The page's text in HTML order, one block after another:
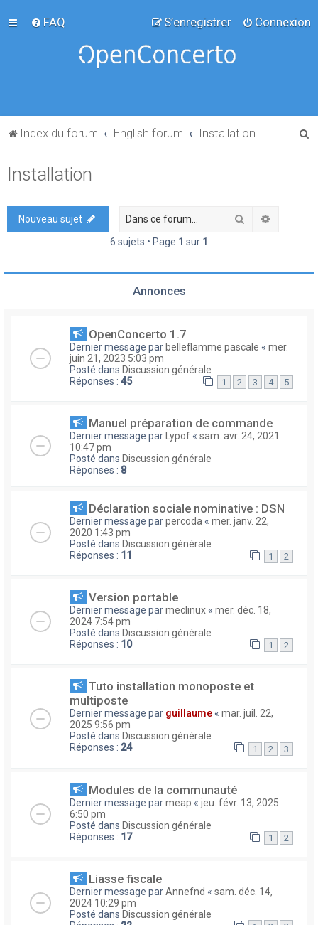
FAQ Connexion
S’enregistrer
Index du forum English forum Installation
h
Installation
Nouveau sujet Rechercher
6 sujets • Page 1 sur 1
Annonces
OpenConcerto 1.7
Dernier message par belleflamme pascale « mer.
juin 21, 2023 5:03 pm
Posté dans Discussion générale
Réponses : 45 1 2 3 4 5
Manuel préparation de commande
Dernier message par Lypof « sam. avr. 24, 2021
10:47 pm
Posté dans Discussion générale
Réponses : 8
Déclaration sociale nominative : DSN
Dernier message parpercoda « mer. janv. 22,
2020 1:43 pm
Posté dans Discussion générale
Réponses : 11 1 2
Version portable
Dernier message parmeclinux « mer. déc. 18,
2024 7:54 pm
Posté dans Discussion générale
Réponses : 10 1 2
Tuto installation monoposte et
multiposte
Dernier message par guillaume « mar. juil. 22,
2025 9:56 pm
Posté dans Discussion générale
Réponses : 24 1 2 3
Modules de la communauté
Dernier message parmeap « jeu. févr. 13, 2025
6:50 pm
Posté dans Discussion générale
Réponses : 17 1 2
Liasse fiscale
Dernier message parAnnefnd « sam. déc. 14,
2024 10:29 pm
Posté dans Discussion générale